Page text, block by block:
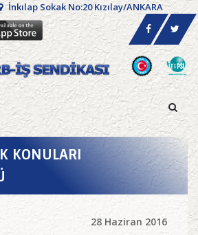
İnkılap Sokak No:20 Kızılay/ANKARA
KONULARI
28 Haziran 2016